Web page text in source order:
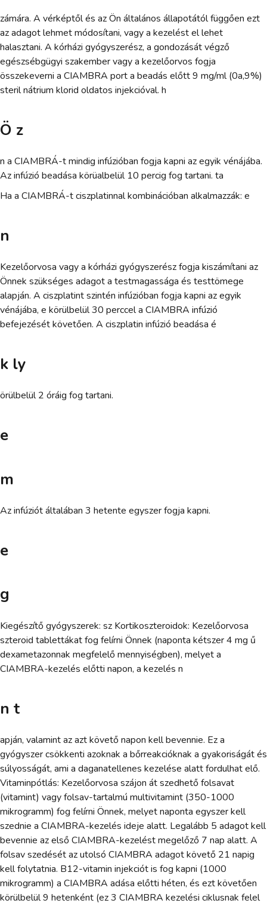
zámára. A vérképtől és az Ön általános állapotától függően ezt
az adagot lehmet módosítani, vagy a kezelést el lehet
halasztani. A kórházi gyógyszerész, a gondozását végző
egészsébgügyi szakember vagy a kezelőorvos fogja
összekeverni a CIAMBRA port a beadás előtt 9 mg/ml (0a,9%)
steril nátrium klorid oldatos injekcióval. h
Ö z
n a CIAMBRÁ-t mindig infúzióban fogja kapni az egyik vénájába.
Az infúzió beadása körüalbelül 10 percig fog tartani. ta
Ha a CIAMBRÁ-t ciszplatinnal kombinációban alkalmazzák: e
n
Kezelőorvosa vagy a kórházi gyógyszerész fogja kiszámítani az
Önnek szükséges adagot a testmagassága és testtömege
alapján. A ciszplatint szintén infúzióban fogja kapni az egyik
vénájába, e körülbelül 30 perccel a CIAMBRA infúzió
befejezését követően. A ciszplatin infúzió beadása é
k ly
örülbelül 2 óráig fog tartani.
e
m
Az infúziót általában 3 hetente egyszer fogja kapni.
e
g
Kiegészítő gyógyszerek: sz Kortikoszteroidok: Kezelőorvosa
szteroid tablettákat fog felírni Önnek (naponta kétszer 4 mg ű
dexametazonnak megfelelő mennyiségben), melyet a
CIAMBRA-kezelés előtti napon, a kezelés n
n t
apján, valamint az azt követő napon kell bevennie. Ez a
gyógyszer csökkenti azoknak a bőrreakcióknak a gyakoriságát és
súlyosságát, ami a daganatellenes kezelése alatt fordulhat elő.
Vitaminpótlás: Kezelőorvosa szájon át szedhető folsavat
(vitamint) vagy folsav-tartalmú multivitamint (350-1000
mikrogramm) fog felírni Önnek, melyet naponta egyszer kell
szednie a CIAMBRA-kezelés ideje alatt. Legalább 5 adagot kell
bevennie az első CIAMBRA-kezelést megelőző 7 nap alatt. A
folsav szedését az utolsó CIAMBRA adagot követő 21 napig
kell folytatnia. B12-vitamin injekciót is fog kapni (1000
mikrogramm) a CIAMBRA adása előtti héten, és ezt követően
körülbelül 9 hetenként (ez 3 CIAMBRA kezelési ciklusnak felel